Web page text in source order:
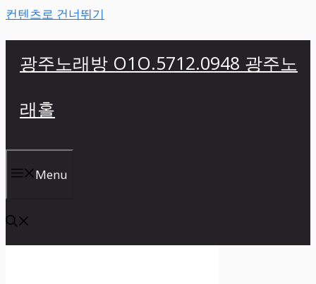
컨텐츠로 건너뛰기
광주노래방 O1O.5712.0948 광주노
래홀
Menu